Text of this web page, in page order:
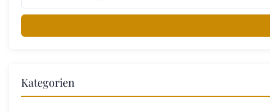
Kategorien